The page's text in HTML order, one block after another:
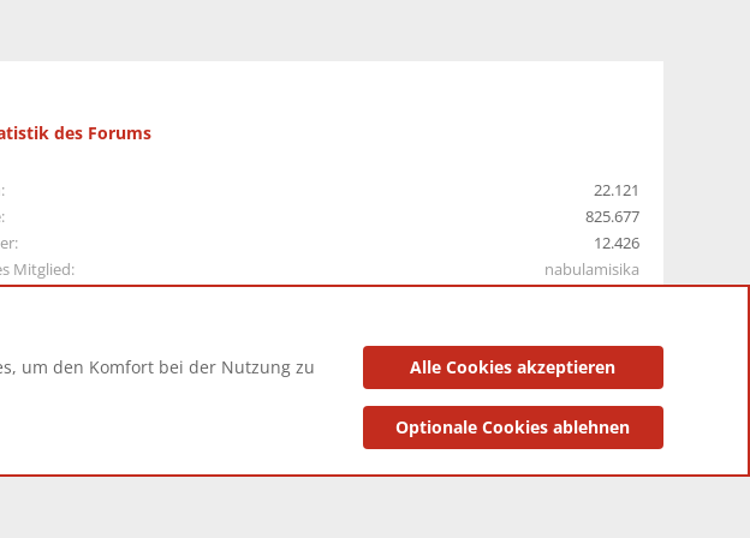
des Forums
22.121
825.677
12.426
Mitglied
nabulamisika
Datenschutzerklärung Impressum
um den Komfort bei der Nutzung zu
Alle Cookies akzeptieren
Optionale Cookies ablehnen